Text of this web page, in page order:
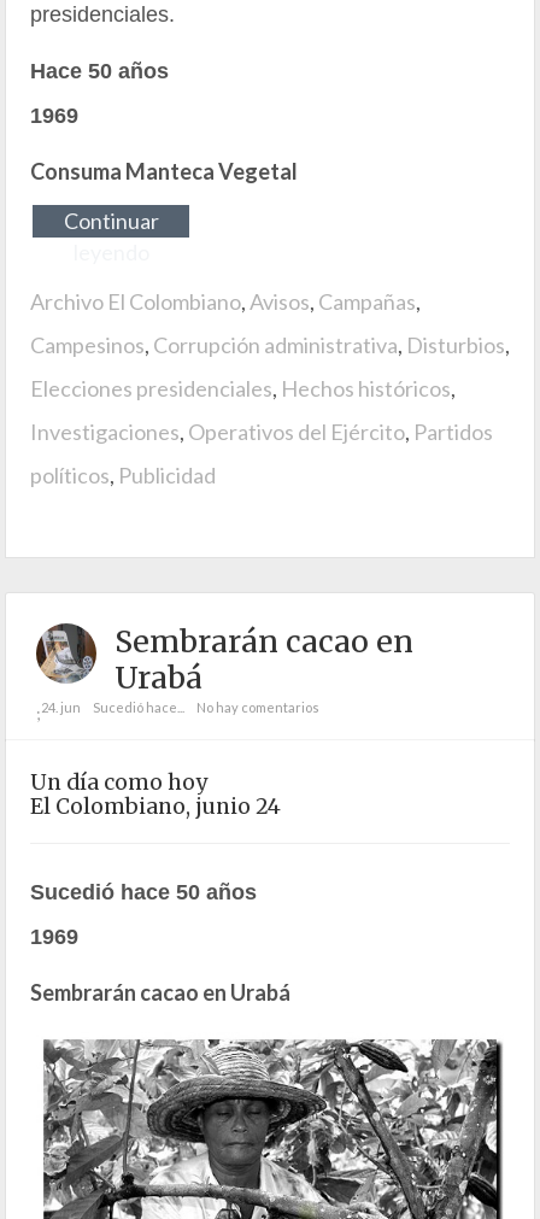
presidenciales.
Hace 50 años
1969
Consuma Manteca Vegetal
Continuar
Archivo El Colombiano,Avisos, Campañas,
Campesinos, Corrupción administrativa, Disturbios,
Elecciones presidenciales, Hechos históricos,
Investigaciones, Operativos del Ejército, Partidos
políticos, Publicidad
Sembrarán cacao en
Urabá
;24. jun Sucedió hace... No hay comentarios
Un día como hoy
El Colombiano, junio 24
Sucedió hace 50 años
1969
Sembrarán cacao en Urabá